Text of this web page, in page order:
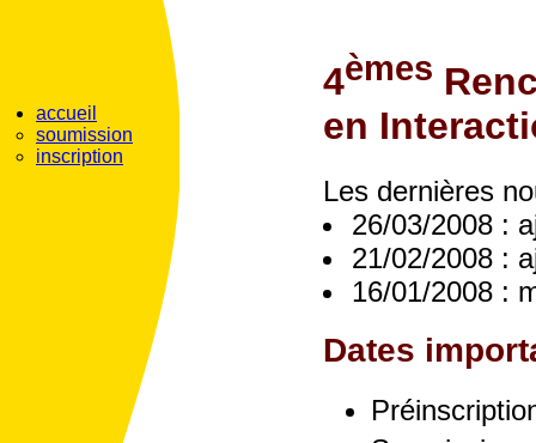
4èmes
en
accueil
soumission
inscription
Les dernières
26/03/2008 :
21/02/2008 :
16/01/2008 :
Dates